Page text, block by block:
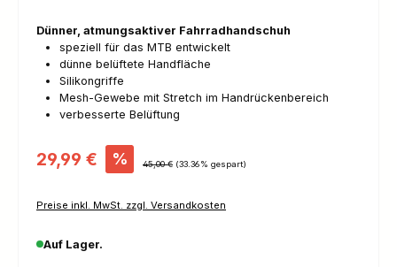
Dünner, atmungsaktiver Fahrradhandschuh
speziell für das MTB entwickelt
dünne belüftete Handfläche
Silikongriffe
Mesh-Gewebe mit Stretch im Handrückenbereich
verbesserte Belüftung
Verkaufspreis:
29,99 € % Regulärer Preis:
45,00 € (33.36% gespart)
Preise inkl. MwSt. zzgl. Versandkosten
Auf Lager.